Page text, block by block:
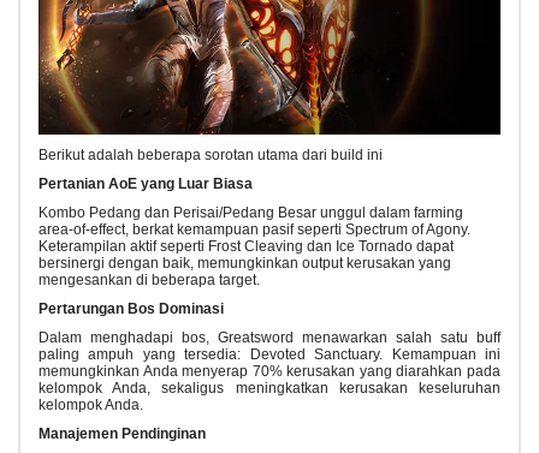
Berikut adalah beberapa sorotan utama dari build ini
Pertanian AoE yang Luar Biasa
Kombo Pedang dan Perisai/Pedang Besar unggul dalam farming
area-of-effect, berkat kemampuan pasif seperti Spectrum of Agony.
Keterampilan aktif seperti Frost Cleaving dan Ice Tornado dapat
bersinergi dengan baik, memungkinkan output kerusakan yang
mengesankan di beberapa target.
Pertarungan Bos Dominasi
Dalam menghadapi bos, Greatsword menawarkan salah satu buff
paling ampuh yang tersedia: Devoted Sanctuary. Kemampuan ini
memungkinkan Anda menyerap 70% kerusakan yang diarahkan pada
kelompok Anda, sekaligus meningkatkan kerusakan keseluruhan
kelompok Anda.
Manajemen Pendinginan